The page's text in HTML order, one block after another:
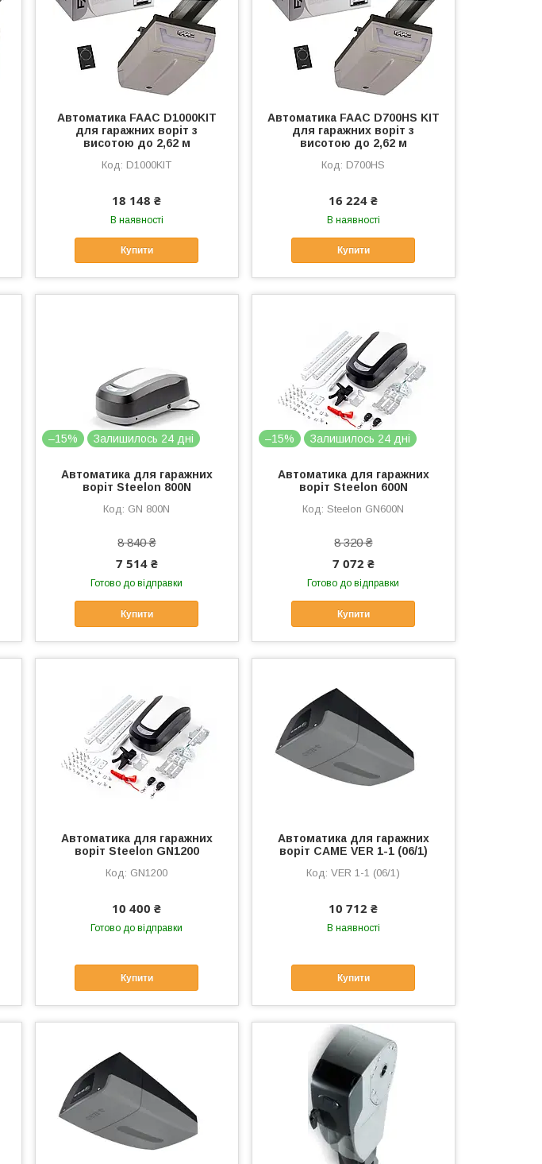
Автоматика FAAC D1000KIT
для гаражних воріт з
висотою до 2,62 м
D1000KIT
18 148 ₴
В наявності
Купити
Автоматика FAAC D700HS KIT
для гаражних воріт з
висотою до 2,62 м
D700HS
16 224 ₴
В наявності
Купити
–15% Залишилось 24 дні
Автоматика для гаражних
воріт Steelon 800N
GN 800N
8 840 ₴
7 514 ₴
Готово до відправки
Купити
–15% Залишилось 24 дні
Автоматика для гаражних
воріт Steelon 600N
Steelon GN600N
8 320 ₴
7 072 ₴
Готово до відправки
Купити
Автоматика для гаражних
воріт Steelon GN1200
GN1200
10 400 ₴
Готово до відправки
Купити
Автоматика для гаражних
воріт CAME VER 1-1 (06/1)
VER 1-1 (06/1)
10 712 ₴
В наявності
Купити